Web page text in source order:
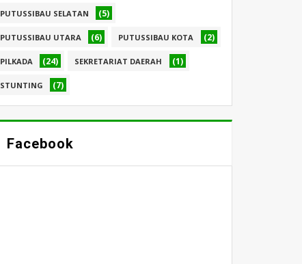
PUTUSSIBAU SELATAN (5)
PUTUSSIBAU UTARA (6) PUTUSSIBAU KOTA (2)
PILKADA (24) SEKRETARIAT DAERAH (1)
STUNTING (7)
Facebook